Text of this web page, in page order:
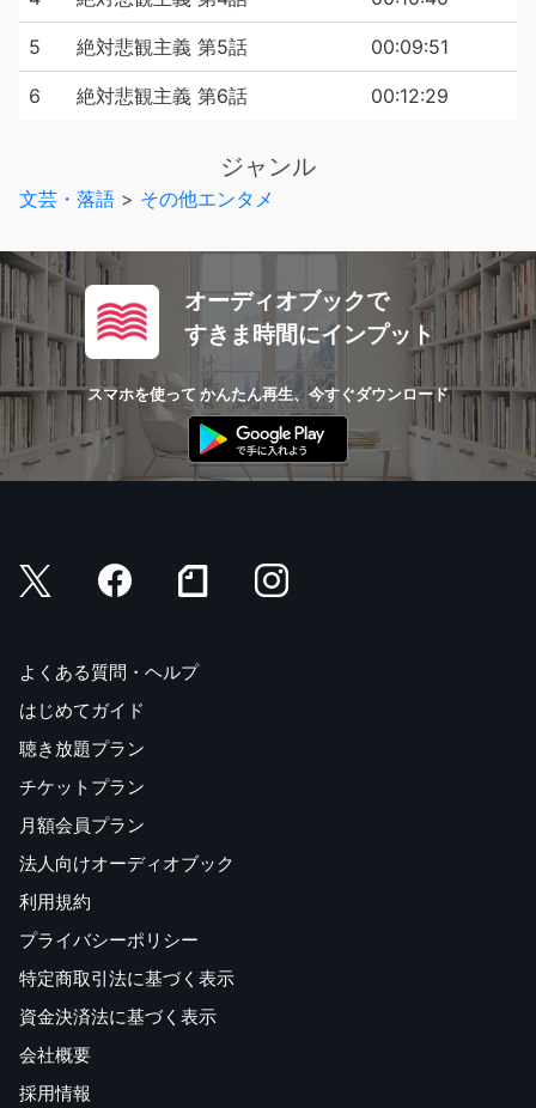
5 絶対悲観主義 第5話 00:09:51
6 絶対悲観主義 第6話 00:12:29
ジャンル
文芸・落語 > その他エンタメ
オーディオブックで
すきま時間にインプット
スマホを使って かんたん再生、今すぐダウンロード
よくある質問・ヘルプ
はじめてガイド
聴き放題プラン
チケットプラン
月額会員プラン
法人向けオーディオブック
利用規約
プライバシーポリシー
特定商取引法に基づく表示
資金決済法に基づく表示
会社概要
採用情報